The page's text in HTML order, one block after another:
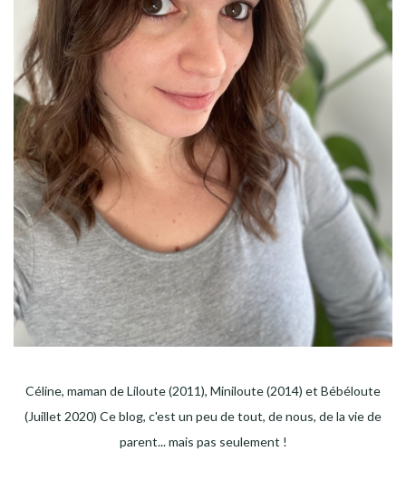
Céline, maman de Liloute (2011), Miniloute (2014) et Bébéloute
(Juillet 2020) Ce blog, c'est un peu de tout, de nous, de la vie de
parent... mais pas seulement !